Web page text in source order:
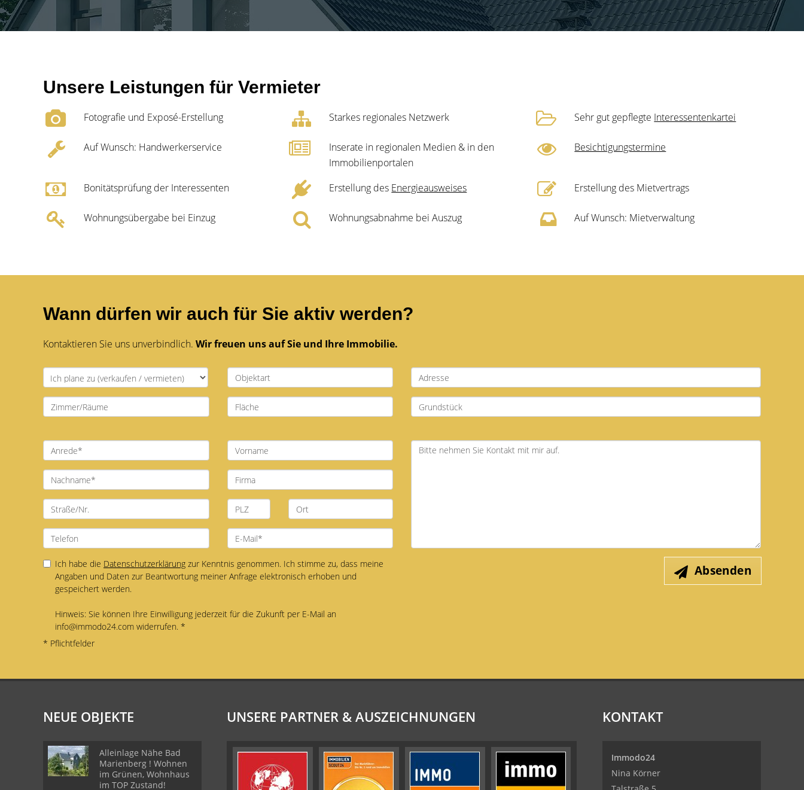
Unsere Leistungen für Vermieter
Fotografie und Exposé-Erstellung Starkes regionales Netzwerk Sehr gut gepflegte Interessentenkartei
Auf Wunsch: Handwerkerservice
Inserate in regionalen Medien & in den
Immobilienportalen
Besichtigungstermine
Bonitätsprüfung der Interessenten Erstellung des Energieausweises Erstellung des Mietvertrags
Wohnungsübergabe bei Einzug Wohnungsabnahme bei Auszug Auf Wunsch: Mietverwaltung
Wann dürfen wir auch für Sie aktiv werden?
Kontaktieren Sie uns unverbindlich. Wir freuen uns auf Sie und Ihre Immobilie.
Ich habe die Datenschutzerklärung zur Kenntnis genommen. Ich stimme zu, dass meine
Angaben und Daten zur Beantwortung meiner Anfrage elektronisch erhoben und
gespeichert werden.
Hinweis: Sie können Ihre Einwilligung jederzeit für die Zukunft per E-Mail an
info@immodo24.com widerrufen. *
* Pflichtfelder
Absenden
NEUE OBJEKTE
Alleinlage Nähe Bad
Marienberg ! Wohnen
im Grünen, Wohnhaus
im TOP Zustand!
UNSERE PARTNER & AUSZEICHNUNGEN KONTAKT
Immodo24
Nina Körner